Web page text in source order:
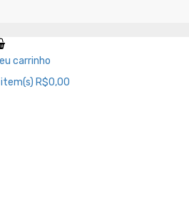
carrinho
item(s) R$0,00